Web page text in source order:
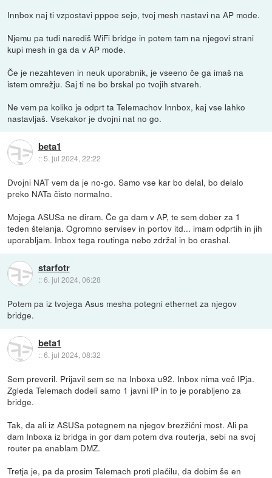
Innbox naj ti vzpostavi pppoe sejo, tvoj mesh nastavi na AP mode.
Njemu pa tudi narediš WiFi bridge in potem tam na njegovi strani
kupi mesh in ga da v AP mode.
Če je nezahteven in neuk uporabnik, je vseeno če ga imaš na
istem omrežju. Saj ti ne bo brskal po tvojih stvareh.
Ne vem pa koliko je odprt ta Telemachov Innbox, kaj vse lahko
nastavljaš. Vsekakor je dvojni nat no go.
beta1
::5. jul 2024, 22:22
Dvojni NAT vem da je no-go. Samo vse kar bo delal, bo delalo
preko NATa čisto normalno.
Mojega ASUSa ne diram. Če ga dam v AP, te sem dober za 1
teden štelanja. Ogromno servisev in portov itd... imam odprtih in jih
uporabljam. Inbox tega routinga nebo zdržal in bo crashal.
starfotr
::6. jul 2024, 06:28
Potem pa iz tvojega Asus mesha potegni ethernet za njegov
bridge.
beta1
::6. jul 2024, 08:32
Sem preveril. Prijavil sem se na Inboxa u92. Inbox nima več IPja.
Zgleda Telemach dodeli samo 1 javni IP in to je porabljeno za
bridge.
Tak, da ali iz ASUSa potegnem na njegov brezžični most. Ali pa
dam Inboxa iz bridga in gor dam potem dva routerja, sebi na svoj
router pa enablam DMZ.
Tretja je, pa da prosim Telemach proti plačilu, da dobim še en